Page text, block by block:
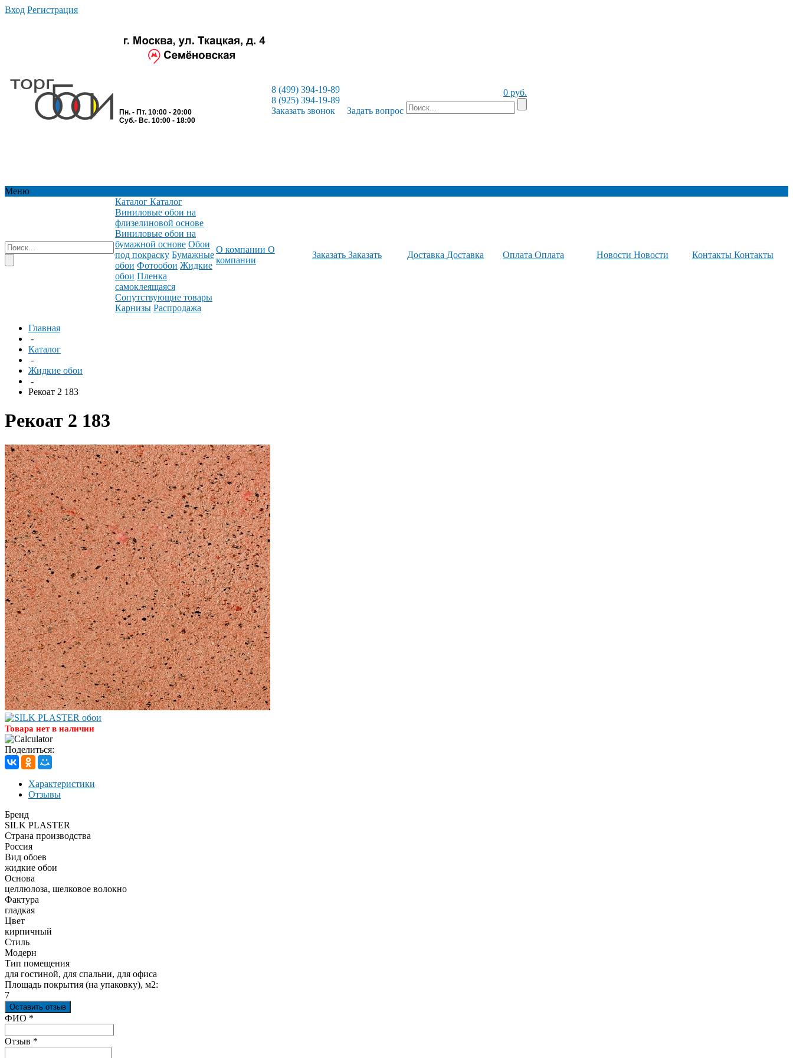
Вход Регистрация
Пн. - Пт. 10:00 - 20:00
Суб.- Вс. 10:00 - 18:00
8 (499) 394-19-89
8 (925) 394-19-89
Заказать звонок
Задать вопрос
0 руб.
Меню
Каталог Каталог
Виниловые обои на
флизелиновой основе
Виниловые обои на
бумажной основе Обои
под покраску Бумажные
обои Фотообои Жидкие
обои Пленка
самоклеящаяся
Сопутствующие товары
Карнизы Распродажа
О компании О
компании
Заказать Заказать Доставка Доставка Оплата Оплата Новости Новости Контакты Контакты
Главная
-
Каталог
-
Жидкие обои
-
Рекоат 2 183
Рекоат 2 183
Товара нет в наличии
Поделиться:
Характеристики
Отзывы
Бренд
SILK PLASTER
Страна производства
Россия
Вид обоев
жидкие обои
Основа
целлюлоза, шелковое волокно
Фактура
гладкая
Цвет
кирпичный
Стиль
Модерн
Тип помещения
для гостиной, для спальни, для офиса
Площадь покрытия (на упаковку), м2:
7
Оставить отзыв
Ваш отзыв был отправлен!
ФИО *
Отзыв *